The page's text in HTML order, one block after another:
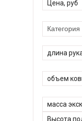
Категория